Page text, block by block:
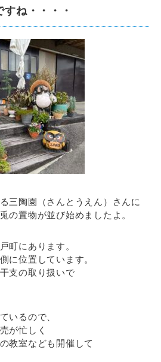
ね・・・・
三陶園（さんとうえん）さんに
の置物が並び始めましたよ。
町にあります。
に位置しています。
支の取り扱いで
いるので、
が忙しく
教室なども開催して